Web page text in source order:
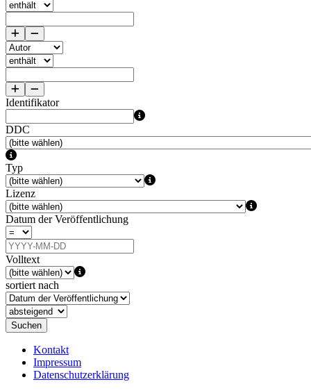
Identifikator
DDC
Typ
Lizenz
Datum der Veröffentlichung
Volltext
sortiert nach
Suchen
Kontakt
Impressum
Datenschutzerklärung